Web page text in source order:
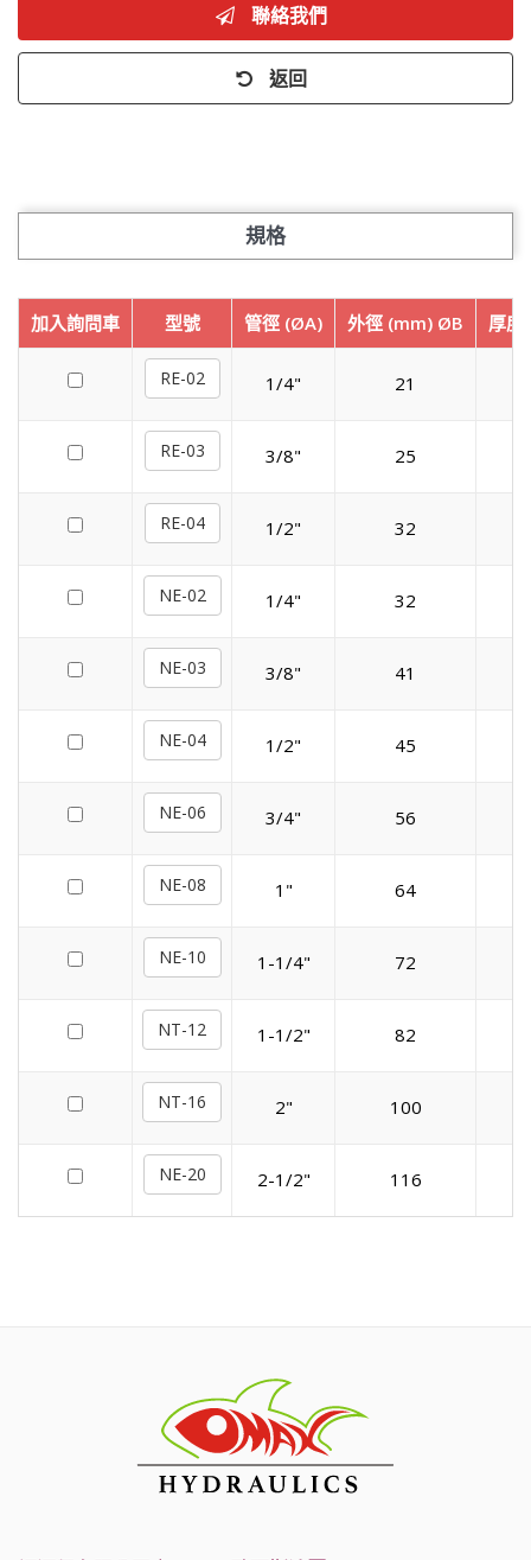
聯絡我們
返回
規格
加入詢問車 型號 管徑 (ØA) 外徑 (mm) ØB 厚度
RE-02 1/4" 21
RE-03 3/8" 25
RE-04 1/2" 32
NE-02 1/4" 32
NE-03 3/8" 41
NE-04 1/2" 45
NE-06 3/4" 56
NE-08 1" 64
NE-10 1-1/4" 72
NT-12 1-1/2" 82
NT-16 2" 100
NE-20 2-1/2" 116